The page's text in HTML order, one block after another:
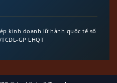
kinh doanh lữ hành quốc tế số
GP LHQT